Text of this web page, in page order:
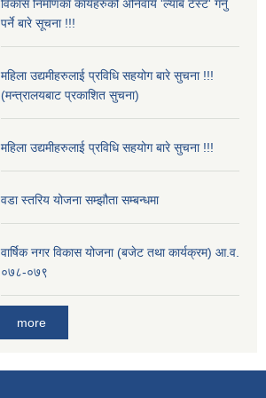
विकास निर्माणका कार्यहरुको अनिवार्य 'ल्याब टेस्ट' गर्नु
पर्ने बारे सूचना !!!
महिला उद्यमीहरुलाई प्रविधि सहयोग बारे सुचना !!!
(मन्त्रालयबाट प्रकाशित सुचना)
महिला उद्यमीहरुलाई प्रविधि सहयोग बारे सुचना !!!
वडा स्तरिय योजना सम्झौता सम्बन्धमा
वार्षिक नगर विकास योजना (बजेट तथा कार्यक्रम) आ.व.
०७८-०७९
more